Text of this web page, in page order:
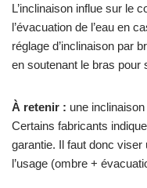
L’inclinaison influe sur le
l’évacuation de l’eau en
réglage d’inclinaison par
en soutenant le bras pour
À retenir : une
Certains fabricants
garantie. Il faut donc
l’usage (ombre +